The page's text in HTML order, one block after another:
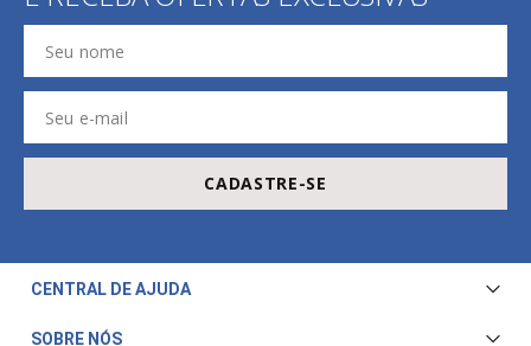
CADASTRE-SE EM NOSSA
NEWSLETTER
E RECEBA OFERTAS EXCLUSIVAS